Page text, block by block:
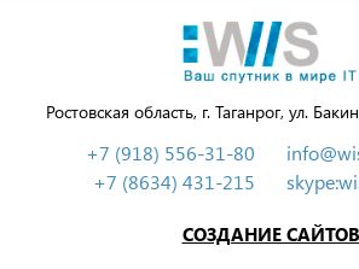
Ростовская область, г. Таганрог, ул.
+7 (918) 556-31-80
+7 (8634) 431-215
СОЗДАНИЕ САЙТОВ